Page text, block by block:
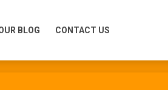
BLOG CONTACT US